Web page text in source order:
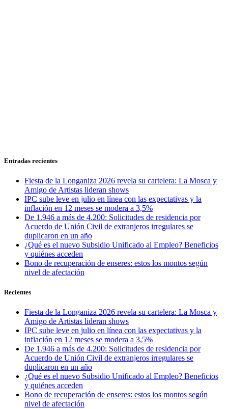
Entradas recientes
Fiesta de la Longaniza 2026 revela su cartelera: La Mosca y
Amigo de Artistas lideran shows
IPC sube leve en julio en línea con las expectativas y la
inflación en 12 meses se modera a 3,5%
De 1.946 a más de 4.200: Solicitudes de residencia por
Acuerdo de Unión Civil de extranjeros irregulares se
duplicaron en un año
¿Qué es el nuevo Subsidio Unificado al Empleo? Beneficios
y quiénes acceden
Bono de recuperación de enseres: estos los montos según
nivel de afectación
Recientes
Fiesta de la Longaniza 2026 revela su cartelera: La Mosca y
Amigo de Artistas lideran shows
IPC sube leve en julio en línea con las expectativas y la
inflación en 12 meses se modera a 3,5%
De 1.946 a más de 4.200: Solicitudes de residencia por
Acuerdo de Unión Civil de extranjeros irregulares se
duplicaron en un año
¿Qué es el nuevo Subsidio Unificado al Empleo? Beneficios
y quiénes acceden
Bono de recuperación de enseres: estos los montos según
nivel de afectación